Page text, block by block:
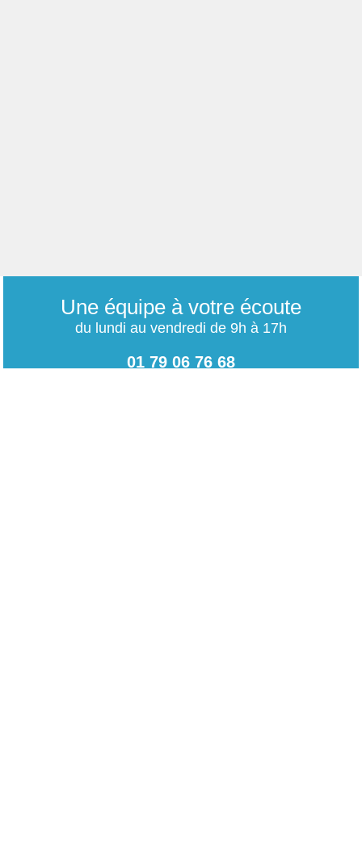
Une équipe à votre écoute
du lundi au vendredi de 9h à 17h
01 79 06 76 68